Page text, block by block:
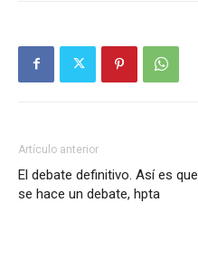
Artículo anterior
El debate definitivo. Así es que
se hace un debate, hpta